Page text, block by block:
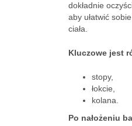
dokładnie
aby ułatwić
ciała.
Kluczowe jest
stopy,
łokcie,
kolana.
Po nałożeniu